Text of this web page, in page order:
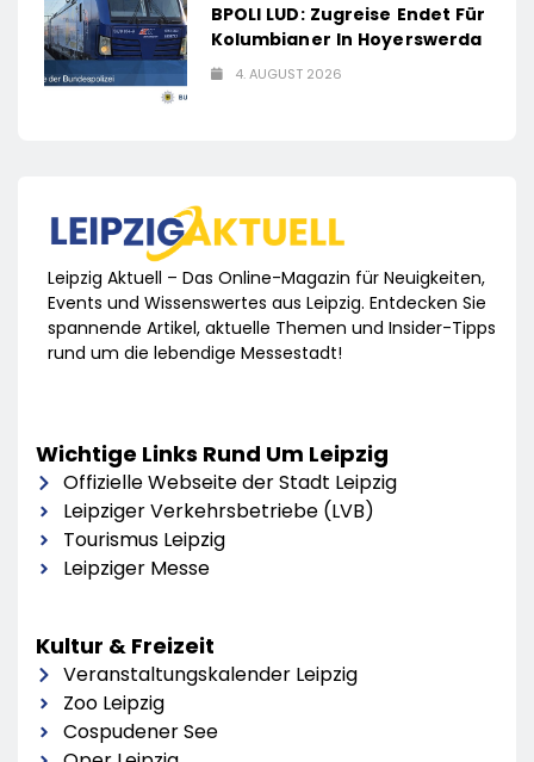
BPOLI LUD: Zugreise Endet Für
Kolumbianer In Hoyerswerda
4. AUGUST 2026
Leipzig Aktuell – Das Online-Magazin für Neuigkeiten,
Events und Wissenswertes aus Leipzig. Entdecken Sie
spannende Artikel, aktuelle Themen und Insider-Tipps
rund um die lebendige Messestadt!
Wichtige Links Rund Um Leipzig
Offizielle Webseite der Stadt Leipzig
Leipziger Verkehrsbetriebe (LVB)
Tourismus Leipzig
Leipziger Messe
Kultur & Freizeit
Veranstaltungskalender Leipzig
Zoo Leipzig
Cospudener See